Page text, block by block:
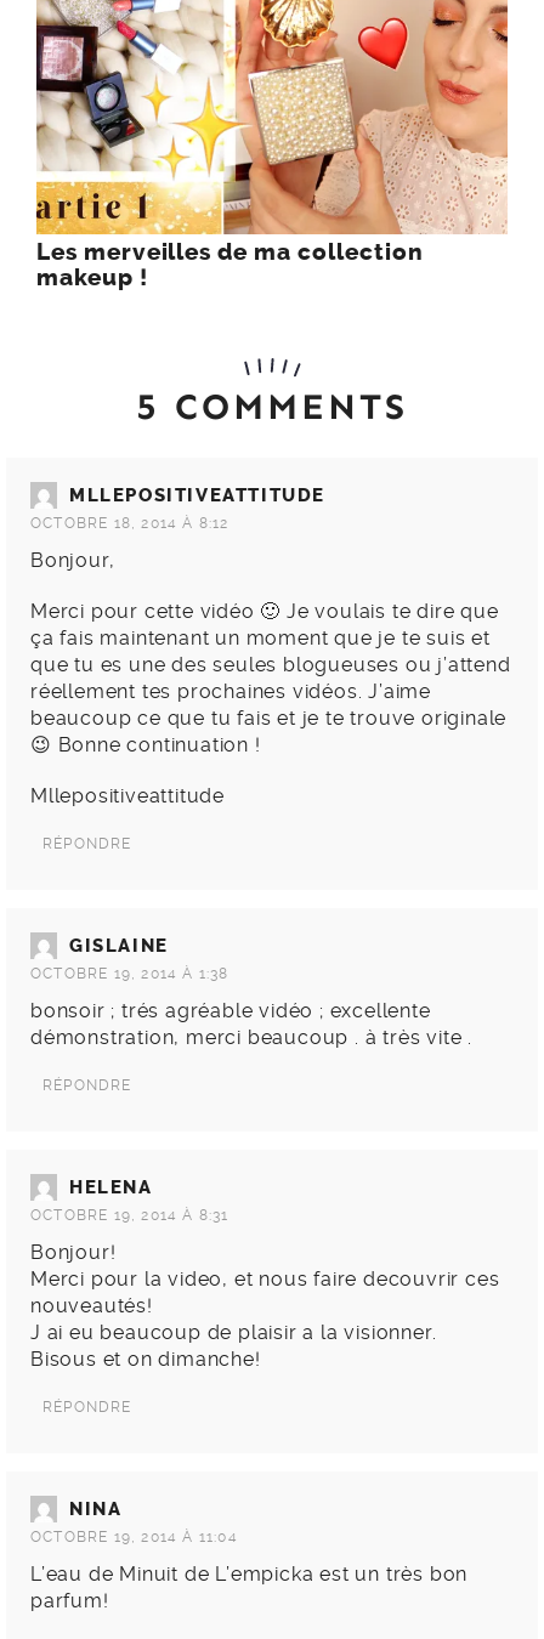
Les merveilles de ma collection
makeup !
5 COMMENTS
MLLEPOSITIVEATTITUDE
OCTOBRE 18, 2014 À 8:12
Bonjour,
Merci pour cette vidéo 🙂 Je voulais te dire que
ça fais maintenant un moment que je te suis et
que tu es une des seules blogueuses ou j’attend
réellement tes prochaines vidéos. J’aime
beaucoup ce que tu fais et je te trouve originale
😉 Bonne continuation !
Mllepositiveattitude
RÉPONDRE
GISLAINE
OCTOBRE 19, 2014 À 1:38
bonsoir ; trés agréable vidéo ; excellente
démonstration, merci beaucoup . à très vite .
RÉPONDRE
HELENA
OCTOBRE 19, 2014 À 8:31
Bonjour!
Merci pour la video, et nous faire decouvrir ces
nouveautés!
J ai eu beaucoup de plaisir a la visionner.
Bisous et on dimanche!
RÉPONDRE
NINA
OCTOBRE 19, 2014 À 11:04
L’eau de Minuit de L’empicka est un très bon
parfum!